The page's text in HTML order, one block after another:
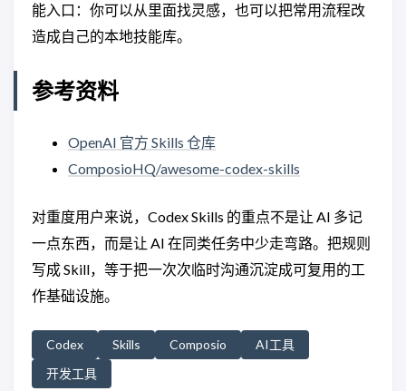
能入口：你可以从里面找灵感，也可以把常用流程改
造成自己的本地技能库。
参考资料
OpenAI 官方 Skills 仓库
ComposioHQ/awesome-codex-skills
对重度用户来说，Codex Skills 的重点不是让 AI 多记
一点东西，而是让 AI 在同类任务中少走弯路。把规则
写成 Skill，等于把一次次临时沟通沉淀成可复用的工
作基础设施。
Codex Skills Composio
AI工具
开发工具